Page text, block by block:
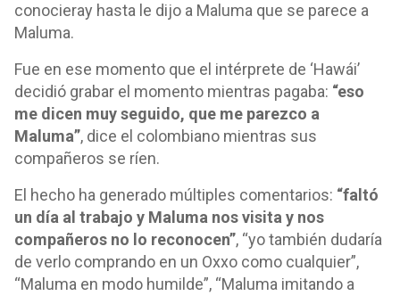
conocieray hasta le dijo a Maluma que se parece a
Maluma.
Fue en ese momento que el intérprete de ‘Hawái’
decidió grabar el momento mientras pagaba: “eso
me dicen muy seguido, que me parezco a
Maluma”, dice el colombiano mientras sus
compañeros se ríen.
El hecho ha generado múltiples comentarios: “faltó
un día al trabajo y Maluma nos visita y nos
compañeros no lo reconocen”, “yo también dudaría
de verlo comprando en un Oxxo como cualquier”,
“Maluma en modo humilde”, “Maluma imitando a